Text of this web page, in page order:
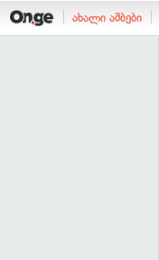
ახალი ამბები